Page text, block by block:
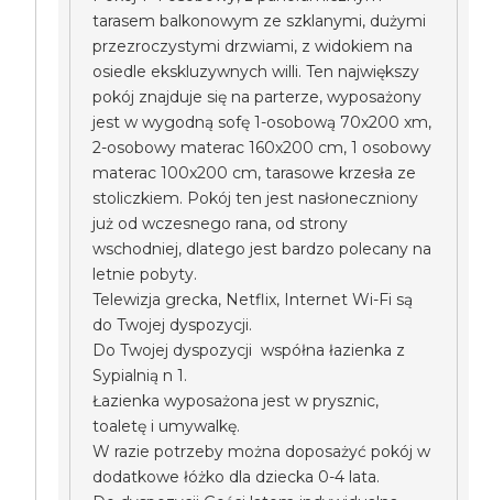
tarasem balkonowym ze szklanymi, dużymi
przezroczystymi drzwiami, z widokiem na
osiedle ekskluzywnych willi. Ten największy
pokój znajduje się na parterze, wyposażony
jest w wygodną sofę 1-osobową 70x200 xm,
2-osobowy materac 160x200 cm, 1 osobowy
materac 100x200 cm, tarasowe krzesła ze
stoliczkiem. Pokój ten jest nasłoneczniony
już od wczesnego rana, od strony
wschodniej, dlatego jest bardzo polecany na
letnie pobyty.
Telewizja grecka, Netflix, Internet Wi-Fi są
do Twojej dyspozycji.
Do Twojej dyspozycji współna łazienka z
Sypialnią n 1.
Łazienka wyposażona jest w prysznic,
toaletę i umywalkę.
W razie potrzeby można doposażyć pokój w
dodatkowe łóżko dla dziecka 0-4 lata.